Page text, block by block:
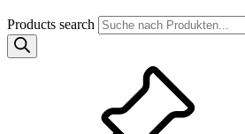
Products search